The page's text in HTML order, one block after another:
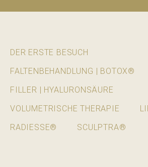
DER ERSTE BESUCH
FALTENBEHANDLUNG | BOTOX®
FILLER | HYALURONSÄURE
VOLUMETRISCHE THERAPIE
RADIESSE®
SCULPTRA®